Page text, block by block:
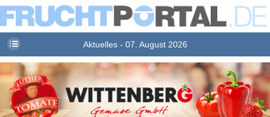
Aktuelles - 07. August 2026